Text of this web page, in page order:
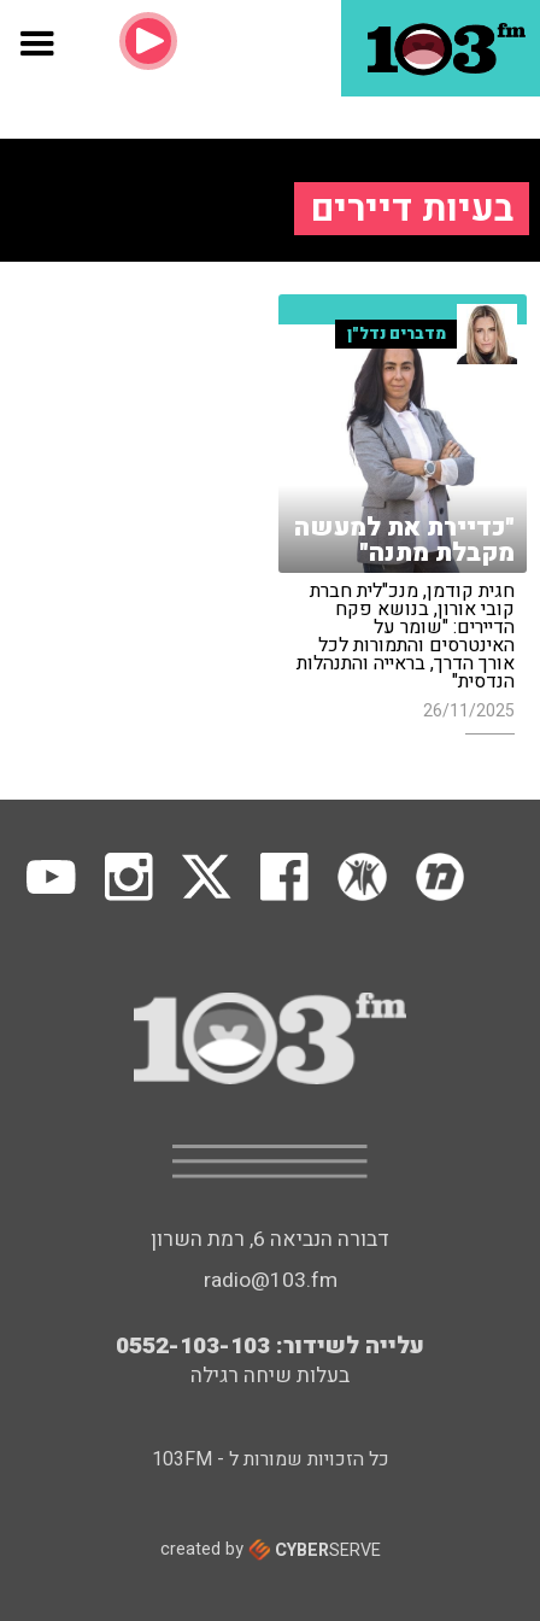
בעיות דיירים
מדברים נדל"ן
"כדיירת את למעשה
מקבלת מתנה"
חגית קודמן, מנכ"לית חברת
קובי אורון, בנושא פקח
הדיירים: "שומר על
האינטרסים והתמורות לכל
אורך הדרך, בראייה והתנהלות
הנדסית"
26/11/2025
דבורה הנביאה 6, רמת השרון
radio@103.fm
עלייה לשידור: 0552-103-103
בעלות שיחה רגילה
כל הזכויות שמורות ל - 103FM
created by CYBERSERVE